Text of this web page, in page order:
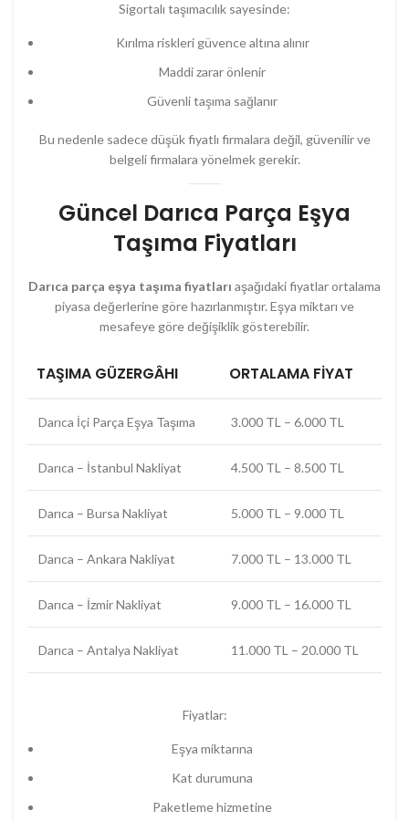
Sigortalı taşımacılık sayesinde:
Kırılma riskleri güvence altına alınır
Maddi zarar önlenir
Güvenli taşıma sağlanır
Bu nedenle sadece düşük fiyatlı firmalara değil, güvenilir ve
belgeli firmalara yönelmek gerekir.
Güncel Darıca Parça Eşya
Taşıma Fiyatları
Darıca parça eşya taşıma fiyatları aşağıdaki fiyatlar ortalama
piyasa değerlerine göre hazırlanmıştır. Eşya miktarı ve
mesafeye göre değişiklik gösterebilir.
TAŞIMA GÜZERGÂHI ORTALAMA FIYAT
Darıca İçi Parça Eşya Taşıma 3.000 TL – 6.000 TL
Darıca – İstanbul Nakliyat 4.500 TL – 8.500 TL
Darıca – Bursa Nakliyat 5.000 TL – 9.000 TL
Darıca – Ankara Nakliyat 7.000 TL – 13.000 TL
Darıca – İzmir Nakliyat 9.000 TL – 16.000 TL
Darıca – Antalya Nakliyat 11.000 TL – 20.000 TL
Fiyatlar:
Eşya miktarına
Kat durumuna
Paketleme hizmetine